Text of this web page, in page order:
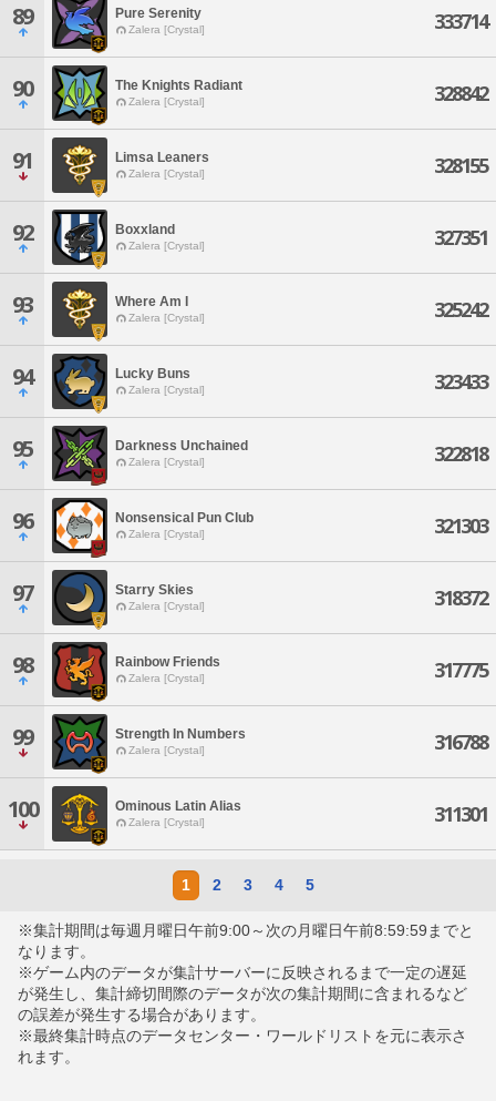
89 Pure Serenity
Zalera [Crystal] 333714
90 The Knights Radiant
Zalera [Crystal] 328842
91 Limsa Leaners
Zalera [Crystal] 328155
92 Boxxland
Zalera [Crystal] 327351
93 Where Am I
Zalera [Crystal] 325242
94 Lucky Buns
Zalera [Crystal] 323433
95 Darkness Unchained
Zalera [Crystal] 322818
96 Nonsensical Pun Club
Zalera [Crystal] 321303
97 Starry Skies
Zalera [Crystal] 318372
98 Rainbow Friends
Zalera [Crystal] 317775
99 Strength In Numbers
Zalera [Crystal] 316788
100 Ominous Latin Alias
Zalera [Crystal] 311301
1 2 3 4 5
※集計期間は毎週月曜日午前9:00～次の月曜日午前8:59:59までと
なります。
※ゲーム内のデータが集計サーバーに反映されるまで一定の遅延
が発生し、集計締切間際のデータが次の集計期間に含まれるなど
の誤差が発生する場合があります。
※最終集計時点のデータセンター・ワールドリストを元に表示さ
れます。